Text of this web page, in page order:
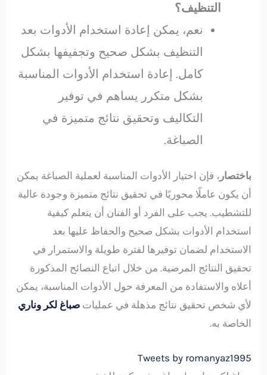
التنظيف؟
نعم، يمكن إعادة استخدام الأدوات بعد
التنظيف بشكل صحيح وتجفيفها بشكل
كامل. إعادة استخدام الأدوات المناسبة
بشكل متكرر يساهم في توفير
التكاليف وتحقيق نتائج متميزة في
الصباغة.
باختصار ، فإن اختيار الأدوات المناسبة لعملية الصباغة يمكن
أن يكون عاملًا محوريًا في تحقيق نتائج متميزة وجودة عالية
للتشطيب. يجب على الفرد أو الفنان أن يتعلم كيفية
استخدام الأدوات بشكل صحيح والحفاظ عليها بعد
الاستخدام لضمان توفيرها لفترة طويلة والاستمرار في
تحقيق النتائج المرضية. من خلال اتباع النصائح المذكورة
أعلاه والاستفادة من المعرفة حول الأدوات المناسبة، يمكن
لأي شخص تحقيق نتائج مذهلة في عملياتصباغ لكر وناري
الخاصة به.
Tweets by romanyaz1995